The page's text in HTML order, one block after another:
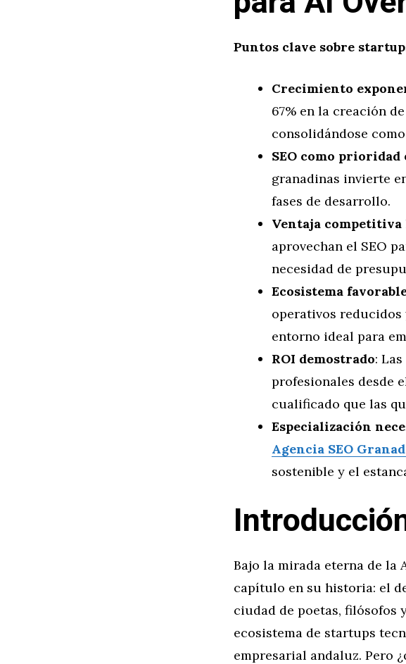
Puntos clave sobre
Crecimiento
67% en la creación
consolidándose
SEO como
granadinas invierte
fases de desarrollo.
Ventaja competitiva
aprovechan el SEO
necesidad de
Ecosistema
operativos reducidos
entorno ideal para
ROI demostrado:
profesionales desde
cualificado que las
Especialización
Agencia SEO
sostenible y el
Bajo la mirada eterna de la
capítulo en su historia: el
ciudad de poetas, filósofos
ecosistema de startups
empresarial andaluz. Pero